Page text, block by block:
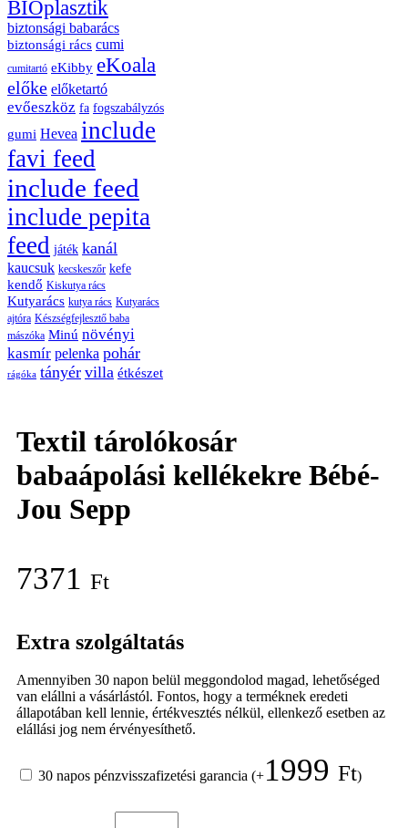
BIOplasztik
biztonsági babarács
biztonsági rács cumi
cumitartó eKibby eKoala
előke előketartó
evőeszköz fa fogszabályzós
gumi Hevea include
favi feed
include feed
include pepita
feed játék kanál
kaucsuk kecskeszőr kefe
kendő Kiskutya rács
Kutyarács kutya rács Kutyarács
ajtóra Készségfejlesztő baba
mászóka Minú növényi
kasmír pelenka pohár
rágóka tányér villa étkészet
Textil tárolókosár
babaápolási kellékekre Bébé-
Jou Sepp
7371 Ft
Extra szolgáltatás
Amennyiben 30 napon belül meggondolod magad, lehetőséged
van elállni a vásárlástól. Fontos, hogy a terméknek eredeti
állapotában kell lennie, értékvesztés nélkül, ellenkező esetben az
elállási jog nem érvényesíthető.
30 napos pénzvisszafizetési garancia (+1999 Ft)